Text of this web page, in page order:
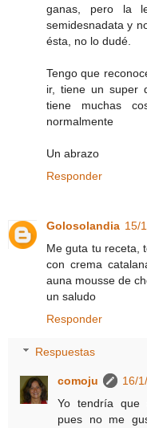
ganas, pero la
semidesnadata y
ésta, no lo dudé.
Tengo que
ir, tiene un super
tiene muchas
normalmente
Un abrazo
Responder
Golosolandia 15/
Me guta tu receta,
con crema
auna mousse de
un saludo
Responder
Respuestas
comoju
16/
Yo tendría que
pues no me